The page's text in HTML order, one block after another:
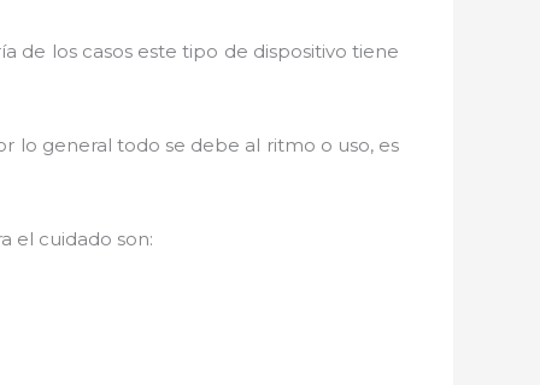
de los casos este tipo de dispositivo tiene
lo general todo se debe al ritmo o uso, es
el cuidado son: